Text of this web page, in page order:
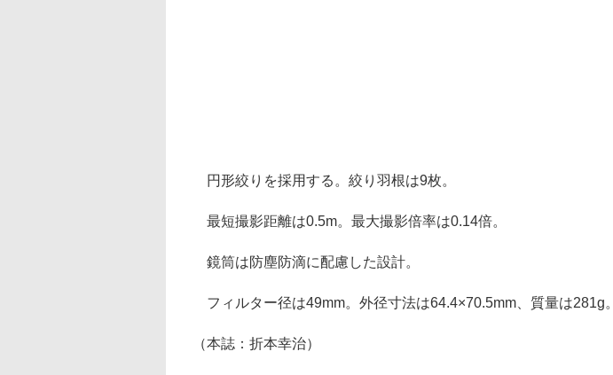
円形絞りを採用する。絞り羽根は9枚。
最短撮影距離は0.5m。最大撮影倍率は0.14倍。
鏡筒は防塵防滴に配慮した設計。
フィルター径は49mm。外径寸法は64.4×70.5mm、質量は281g。
（本誌：折本幸治）